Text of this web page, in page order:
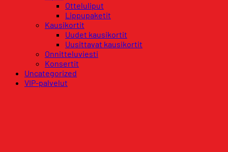
Otteluliput
Lippupaketit
Kausikortit
Uudet kausikortit
Uusittavat kausikortit
Onnitteluviesti
Konsertit
Uncategorized
VIP-palvelut